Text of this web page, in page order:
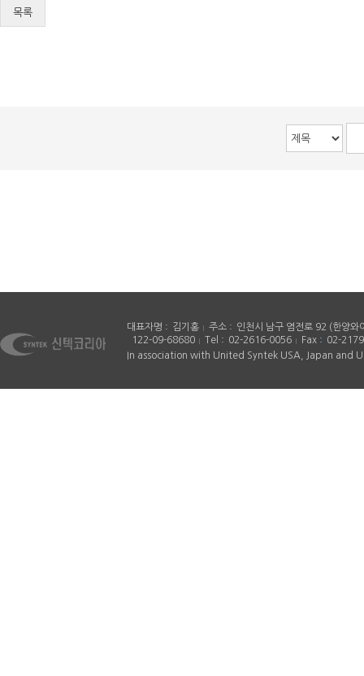
목록
대표자명 김기홍 주소
인천시 남구 염전로 92 (한양와
122-09-68680
Tel 02-2616-0056 Fax
02-
In association with United Syntek USA, Japan and